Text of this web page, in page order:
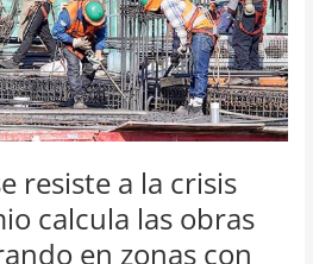
resiste a la crisis
calcula las obras
en zonas con